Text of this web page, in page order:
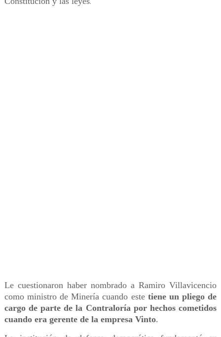
Le cuestionaron haber nombrado a Ramiro Villavicencio
como ministro de Minería cuando este tiene un pliego de
cargo de parte de la Contraloría por hechos cometidos
cuando era gerente de la empresa Vinto.